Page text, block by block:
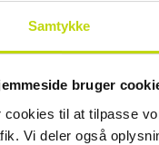
Samtykke
bruger
cookies til at tilpasse
Vi deler også
Aug